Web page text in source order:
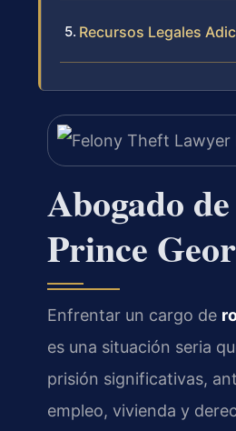
Recursos Legales
Abogado
Prince
Enfrentar un cargo de
es una situación seria
prisión significativas,
empleo, vivienda y